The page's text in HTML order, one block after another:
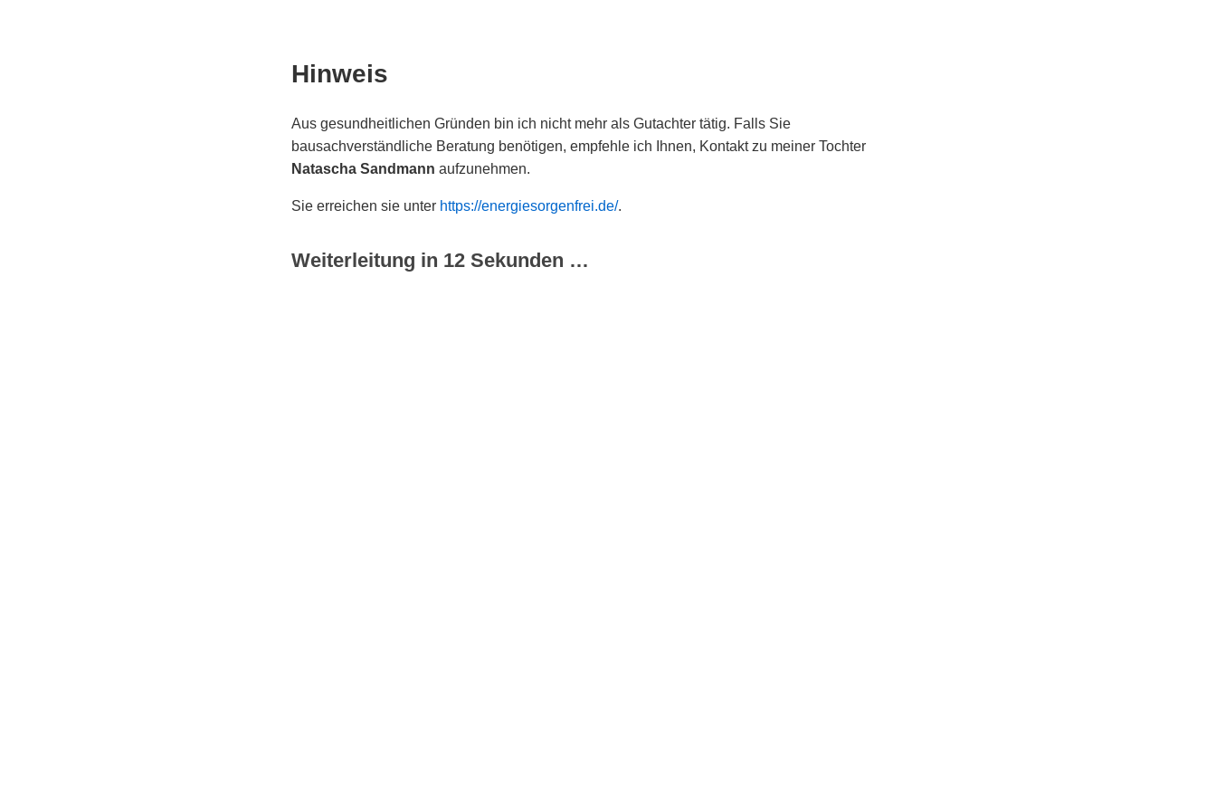
Hinweis
Aus gesundheitlichen Gründen bin ich nicht mehr als Gutachter tätig. Falls Sie
bausachverständliche Beratung benötigen, empfehle ich Ihnen, Kontakt zu meiner Tochter
Natascha Sandmann aufzunehmen.
Sie erreichen sie unter https://energiesorgenfrei.de/.
Weiterleitung in 12 Sekunden …